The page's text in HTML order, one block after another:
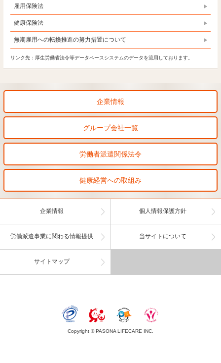
雇用保険法
健康保険法
無期雇用への転換推進の努力措置について
リンク先：厚生労働省法令等データベースシステムのデータを流用しております。
企業情報
グループ会社一覧
労働者派遣関係法令
健康経営への取組み
企業情報 個人情報保護方針
労働派遣事業に関わる情報提供 当サイトについて
サイトマップ
Copyright © PASONA LIFECARE INC.